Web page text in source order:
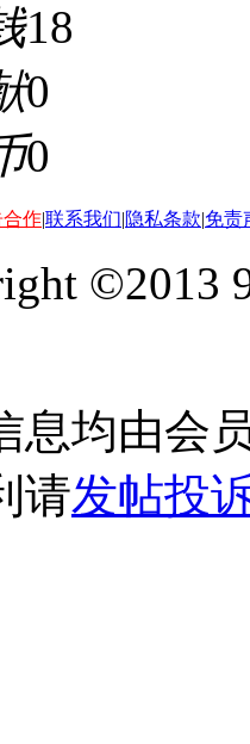
18
0
0
合作|联系我们|隐私条款|免责
©2013
息均由会
请发帖投